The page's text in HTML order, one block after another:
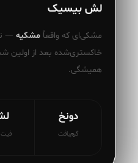
لش بیسیک
مشکی‌ای که واقعاً مشکیه —
خاکستری‌شده بعد از اولین
همیشگی.
دونخ
گرم‌بافت فیت